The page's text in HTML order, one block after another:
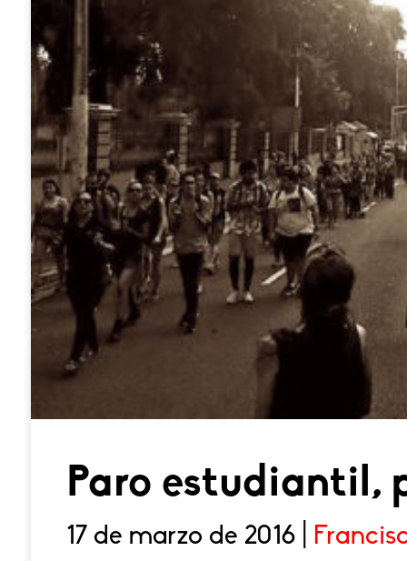
Paro estudiantil,
17 de marzo de 2016 |